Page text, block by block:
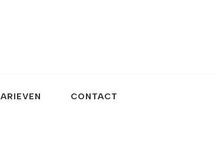
CONTACT